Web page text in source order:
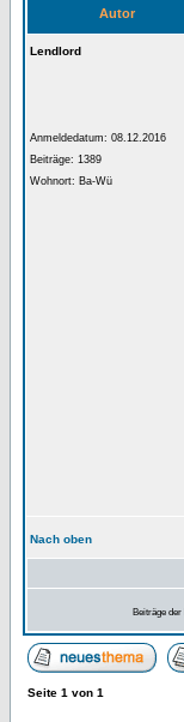
Autor
Lendlord
Anmeldedatum: 08.12.2016
Beiträge: 1389
Wohnort: Ba-Wü
Nach oben
Beiträge
Seite 1 von 1